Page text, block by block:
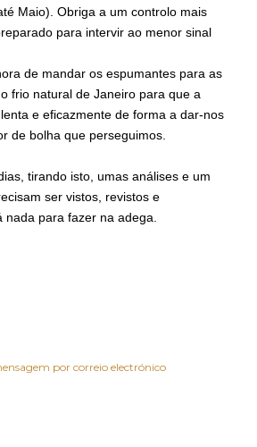
Maio). Obriga a um controlo mais
para intervir ao menor sinal
de mandar os espumantes para as
frio natural de Janeiro para que a
e eficazmente de forma a dar-nos
de bolha que perseguimos.
tirando isto, umas análises e um
ser vistos, revistos e
para fazer na adega.
por correio electrónico